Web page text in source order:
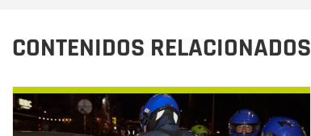
CONTENIDOS RELACIONADOS